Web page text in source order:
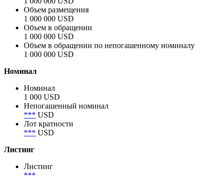
Объём
Анонсированный объём
1 000 000 USD
Объем размещения
1 000 000 USD
1 000 000 USD
1 000 000 USD
Номинал
Номинал
1 000 USD
***
***USD